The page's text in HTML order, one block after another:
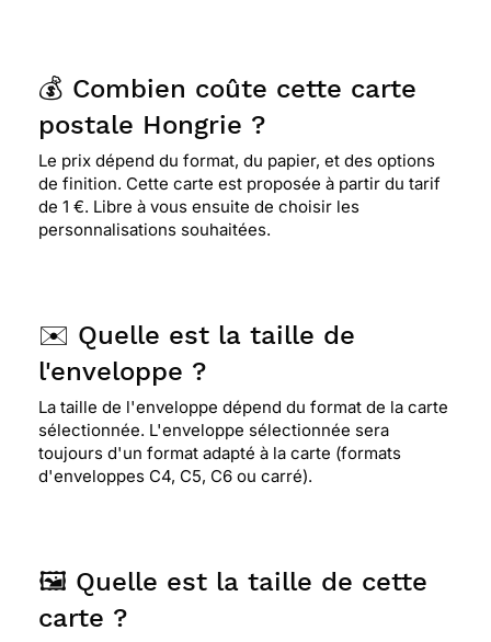
💰 Combien coûte cette carte
postale Hongrie ?
Le prix dépend du format, du papier, et des options
de finition. Cette carte est proposée à partir du tarif
de 1 €. Libre à vous ensuite de choisir les
personnalisations souhaitées.
✉️ Quelle est la taille de
l'enveloppe ?
La taille de l'enveloppe dépend du format de la carte
sélectionnée. L'enveloppe sélectionnée sera
toujours d'un format adapté à la carte (formats
d'enveloppes C4, C5, C6 ou carré).
🖼️ Quelle est la taille de cette
carte ?